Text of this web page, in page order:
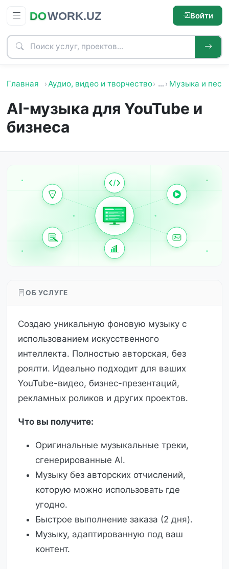
Войти
Главная Аудио, видео и творчество … Музыка и
AI-музыка для YouTube и
бизнеса
ОБ УСЛУГЕ
Создаю уникальную фоновую музыку с
использованием искусственного
интеллекта. Полностью авторская, без
роялти. Идеально подходит для ваших
YouTube-видео, бизнес-презентаций,
рекламных роликов и других проектов.
Что вы получите:
Оригинальные музыкальные треки,
сгенерированные AI.
Музыку без авторских отчислений,
которую можно использовать где
угодно.
Быстрое выполнение заказа (2 дня).
Музыку, адаптированную под ваш
контент.